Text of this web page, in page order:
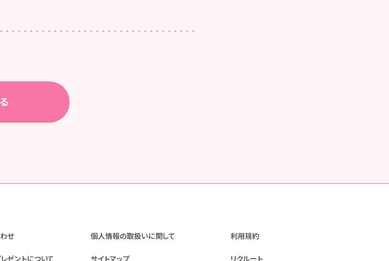
せ 個人情報の取扱いに関して 利用規約
ゼントについて サイトマップ リクルート